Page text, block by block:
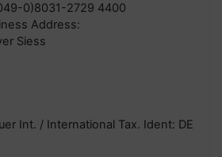
0)8031-2729 4400
Address:
Siess
Int. / International Tax. Ident: DE